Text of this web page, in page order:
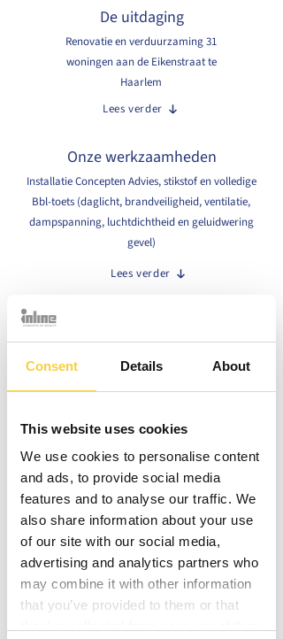
Consent Details About
This website uses cookies
We use cookies to personalise content
and ads, to provide social media
features and to analyse our traffic. We
also share information about your use
of our site with our social media,
advertising and analytics partners who
may combine it with other information
that you’ve provided to them or that
De uitdaging
Renovatie en verduurzaming 31
woningen aan de Eikenstraat te
Haarlem
Lees verder
Onze werkzaamheden
Installatie Concepten Advies, stikstof en volledige
Bbl-toets (daglicht, brandveiligheid, ventilatie,
dampspanning, luchtdichtheid en geluidwering
gevel)
Lees verder
Volledige ontzorging in uitvoering en te nemen
vervolgstappen
Lees verder
De uitdaging
Door diverse stimuli worden de laatste jaren
steeds meer bestaande gebouwen
verduurzaamd. Alleen al in 2022 waren dit ruim
55.000 woningen. Verduurzaming is niet alleen
positief voor het milieu, maar verbetert ook het
wooncomfort. Coen Hagedoorn Bouwgroep
nam mede hierdoor de beslissing om 31